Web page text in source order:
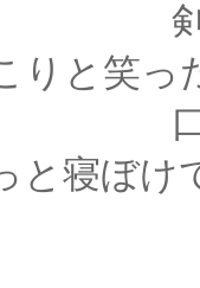
、驚
りと笑っ
に、
と寝ぼけ